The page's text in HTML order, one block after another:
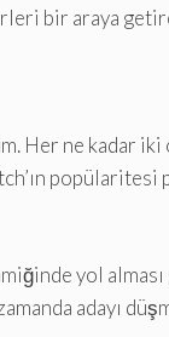
bir araya
ne kadar iki
yol
adayı